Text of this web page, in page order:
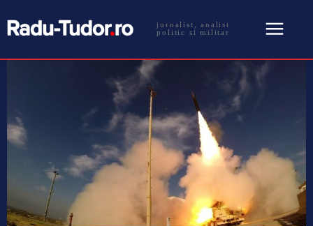
jurnalist, analist
politic si militar